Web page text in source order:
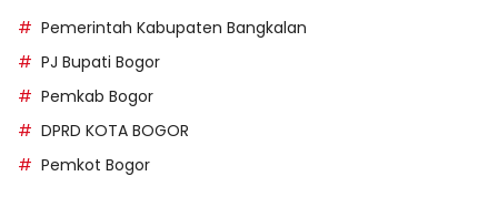
Pemerintah Kabupaten Bangkalan
PJ Bupati Bogor
Pemkab Bogor
DPRD KOTA BOGOR
Pemkot Bogor